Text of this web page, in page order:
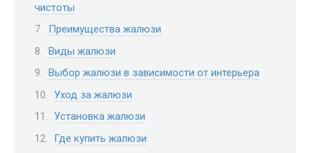
чистоты
Преимущества жалюзи
Виды жалюзи
Выбор жалюзи в зависимости от интерьера
Уход за жалюзи
Установка жалюзи
Где купить жалюзи